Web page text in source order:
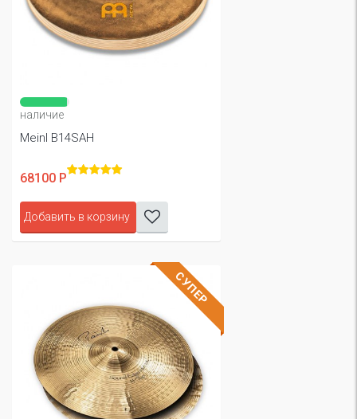
наличие
Meinl B14SAH
68100 Р
Добавить в корзину
СУПЕР